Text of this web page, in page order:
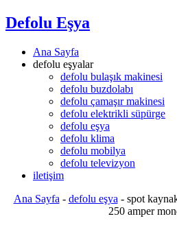
Defolu Eşya
Ana Sayfa
defolu eşyalar
defolu bulaşık makinesi
defolu buzdolabı
defolu çamaşır makinesi
defolu elektrikli süpürge
defolu eşya
defolu klima
defolu mobilya
defolu televizyon
iletişim
Ana Sayfa - defolu eşya - spot
250 amper